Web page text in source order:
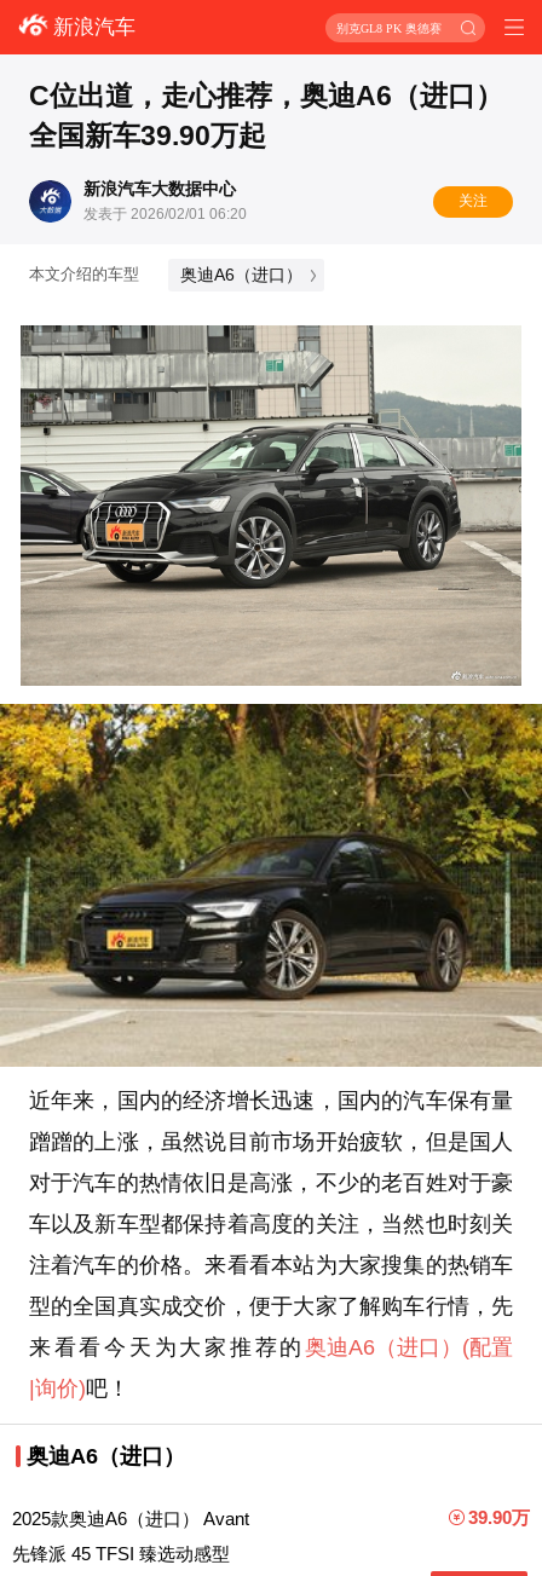
新浪汽车 别克GL8 PK 奥德赛
C位出道，走心推荐，奥迪A6（进口）
全国新车39.90万起
新浪汽车大数据中心
发表于 2026/02/01 06:20
关注
本文介绍的车型 奥迪A6（进口）
近年来，国内的经济增长迅速，国内的汽车保有量
蹭蹭的上涨，虽然说目前市场开始疲软，但是国人
对于汽车的热情依旧是高涨，不少的老百姓对于豪
车以及新车型都保持着高度的关注，当然也时刻关
注着汽车的价格。来看看本站为大家搜集的热销车
型的全国真实成交价，便于大家了解购车行情，先
来看看今天为大家推荐的奥迪A6（进口） (配置
|询价)吧！
奥迪A6（进口）
2025款奥迪A6（进口） Avant
先锋派 45 TFSI 臻选动感型
39.90万